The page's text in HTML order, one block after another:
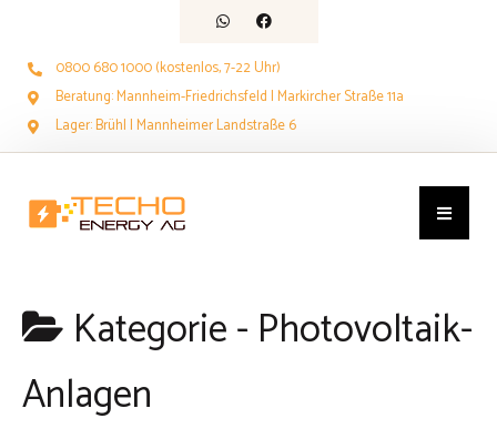
0800 680 1000 (kostenlos, 7-22 Uhr)
Beratung: Mannheim-Friedrichsfeld | Markircher Straße 11a
Lager: Brühl | Mannheimer Landstraße 6
Kategorie - Photovoltaik-
Anlagen